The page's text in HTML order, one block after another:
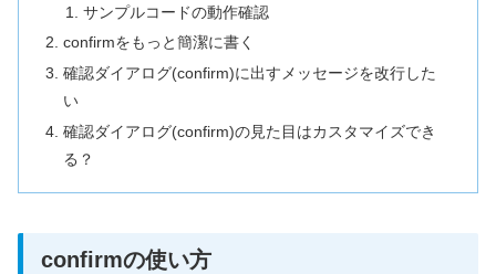
サンプルコードの動作確認
confirmをもっと簡潔に書く
確認ダイアログ(confirm)に出すメッセージを改行した
い
確認ダイアログ(confirm)の見た目はカスタマイズでき
る？
confirmの使い方